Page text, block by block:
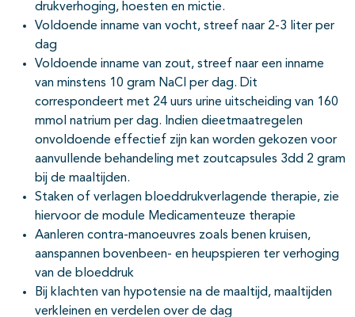
drukverhoging, hoesten en mictie.
Voldoende inname van vocht, streef naar 2-3 liter per
dag
Voldoende inname van zout, streef naar een inname
van minstens 10 gram NaCl per dag. Dit
correspondeert met 24 uurs urine uitscheiding van 160
mmol natrium per dag. Indien dieetmaatregelen
onvoldoende effectief zijn kan worden gekozen voor
aanvullende behandeling met zoutcapsules 3dd 2 gram
bij de maaltijden.
Staken of verlagen bloeddrukverlagende therapie, zie
hiervoor de module Medicamenteuze therapie
Aanleren contra-manoeuvres zoals benen kruisen,
aanspannen bovenbeen- en heupspieren ter verhoging
van de bloeddruk
Bij klachten van hypotensie na de maaltijd, maaltijden
verkleinen en verdelen over de dag